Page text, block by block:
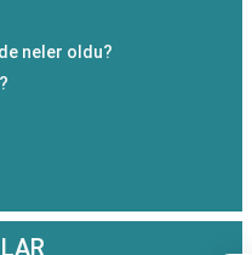
neler oldu?